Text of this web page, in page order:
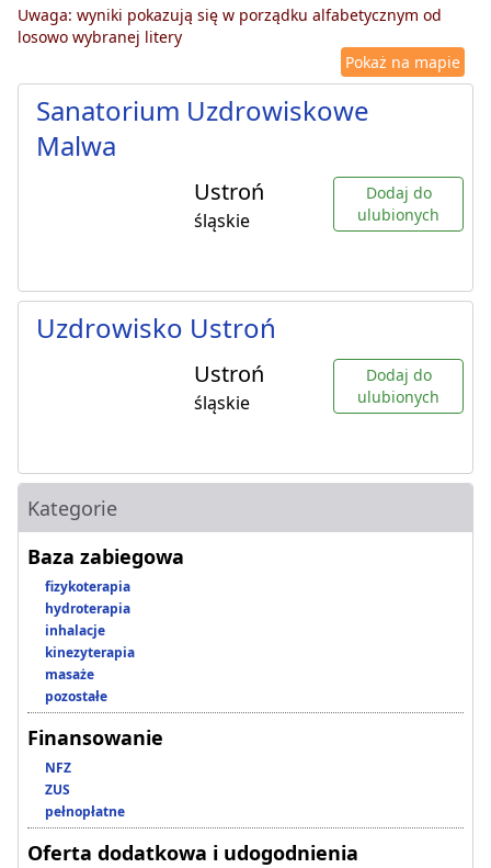
Uwaga: wyniki pokazują się w porządku alfabetycznym od
losowo wybranej litery
Pokaż na mapie
Sanatorium Uzdrowiskowe
Malwa
Ustroń
śląskie
Dodaj do
ulubionych
Uzdrowisko Ustroń
Ustroń
śląskie
Dodaj do
ulubionych
Kategorie
Baza zabiegowa
fizykoterapia
hydroterapia
inhalacje
kinezyterapia
masaże
pozostałe
Finansowanie
NFZ
ZUS
pełnopłatne
Oferta dodatkowa i udogodnienia